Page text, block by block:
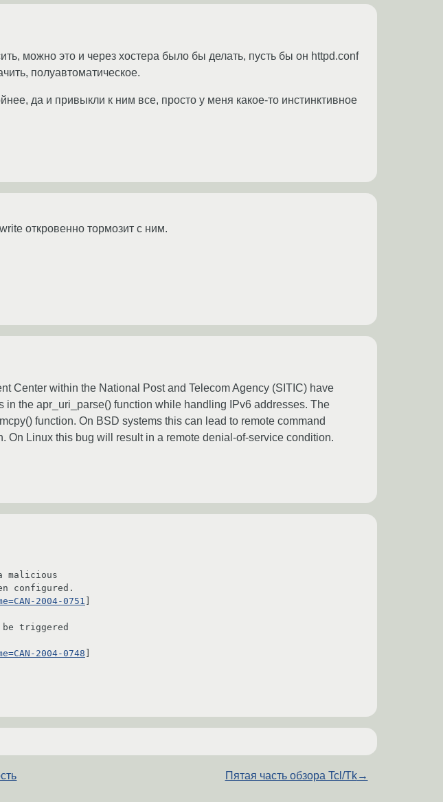
можно это и через хостера было бы делать, пусть бы он httpd.conf
полуавтоматическое.
да и привыкли к ним все, просто у меня какое-то инстинктивное
откровенно тормозит с ним.
Center within the National Post and Telecom Agency (SITIC) have
the apr_uri_parse() function while handling IPv6 addresses. The
function. On BSD systems this can lead to remote command
On Linux this bug will result in a remote denial-of-service condition.
2004-0751
2004-0748
Пятая часть обзора Tcl/Tk→